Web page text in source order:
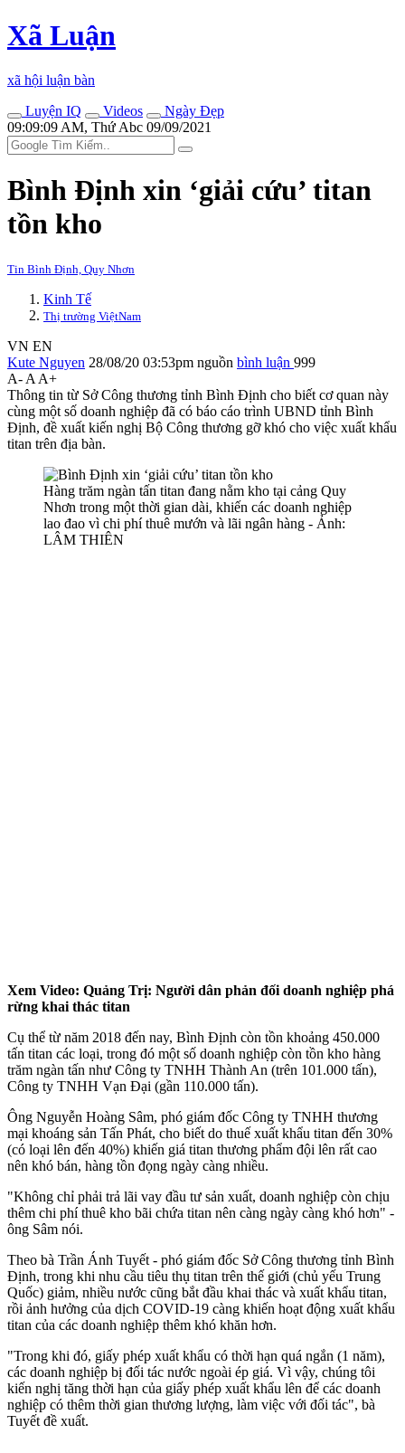
Xã Luận
xã hội luận bàn
Luyện IQ
Videos
Ngày Đẹp
09:09:09 AM, Thứ Abc 09/09/2021
Bình Định xin ‘giải cứu’ titan
tồn kho
Tin Bình Định, Quy Nhơn
Kinh Tế
Thị trường ViệtNam
VN EN
Kute Nguyen 28/08/20 03:53pm nguồn bình luận 999
A- A A+
Thông tin từ Sở Công thương tỉnh Bình Định cho biết cơ quan này
cùng một số doanh nghiệp đã có báo cáo trình UBND tỉnh Bình
Định, đề xuất kiến nghị Bộ Công thương gỡ khó cho việc xuất khẩu
titan trên địa bàn.
Hàng trăm ngàn tấn titan đang nằm kho tại cảng Quy
Nhơn trong một thời gian dài, khiến các doanh nghiệp
lao đao vì chi phí thuê mướn và lãi ngân hàng - Ảnh:
LÂM THIÊN
Xem Video: Quảng Trị: Người dân phản đối doanh nghiệp phá
rừng khai thác titan
Cụ thể từ năm 2018 đến nay, Bình Định còn tồn khoảng 450.000
tấn titan các loại, trong đó một số doanh nghiệp còn tồn kho hàng
trăm ngàn tấn như Công ty TNHH Thành An (trên 101.000 tấn),
Công ty TNHH Vạn Đại (gần 110.000 tấn).
Ông Nguyễn Hoàng Sâm, phó giám đốc Công ty TNHH thương
mại khoáng sản Tấn Phát, cho biết do thuế xuất khẩu titan đến 30%
(có loại lên đến 40%) khiến giá titan thương phẩm đội lên rất cao
nên khó bán, hàng tồn đọng ngày càng nhiều.
"Không chỉ phải trả lãi vay đầu tư sản xuất, doanh nghiệp còn chịu
thêm chi phí thuê kho bãi chứa titan nên càng ngày càng khó hơn" -
ông Sâm nói.
Theo bà Trần Ánh Tuyết - phó giám đốc Sở Công thương tỉnh Bình
Định, trong khi nhu cầu tiêu thụ titan trên thế giới (chủ yếu Trung
Quốc) giảm, nhiều nước cũng bắt đầu khai thác và xuất khẩu titan,
rồi ảnh hưởng của dịch COVID-19 càng khiến hoạt động xuất khẩu
titan của các doanh nghiệp thêm khó khăn hơn.
"Trong khi đó, giấy phép xuất khẩu có thời hạn quá ngắn (1 năm),
các doanh nghiệp bị đối tác nước ngoài ép giá. Vì vậy, chúng tôi
kiến nghị tăng thời hạn của giấy phép xuất khẩu lên để các doanh
nghiệp có thêm thời gian thương lượng, làm việc với đối tác", bà
Tuyết đề xuất.